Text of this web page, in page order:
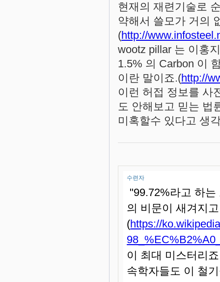
현재의 재련기술로
약해서 쓸모가 거의
(http://
wootz pillar 는 이홍
1.5% 의 Carbon 이
이란 말이죠.(http://
이런 허접 정보를 사
도 안해보고 믿는 법
미혹할수 있다고 생
수련자
"99.72%라고 하
의 비문이 새겨지
(https://
이 최대 미스터리
속학자들도 이 철